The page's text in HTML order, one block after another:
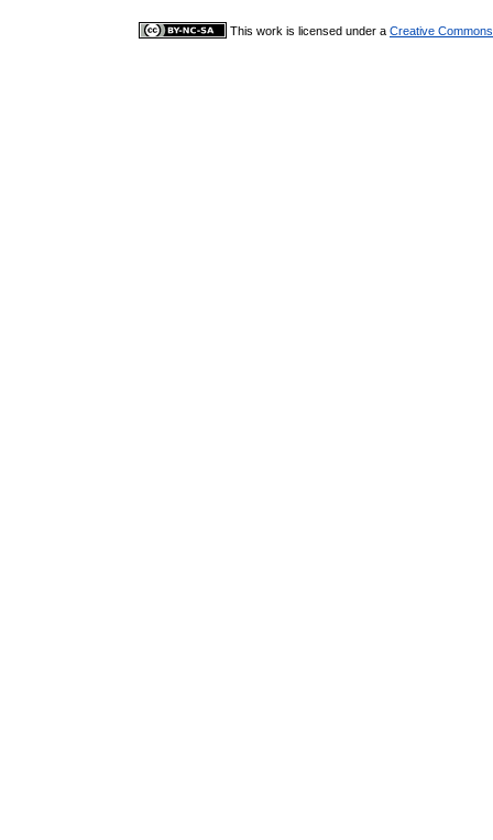
This work is licensed under a Creative